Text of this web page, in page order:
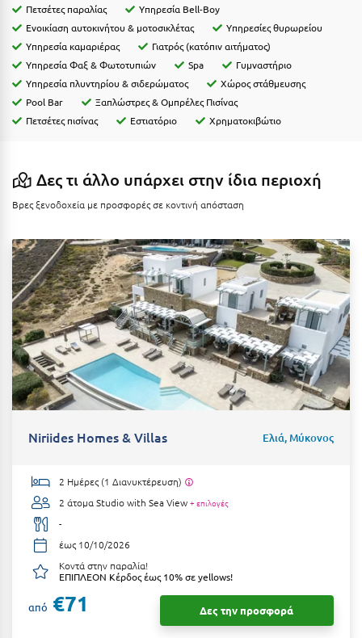
Η
Ηλεία
Ηράκλειο
Θ
Θεσσαλονίκη
Ιεράπετρα
Ιθάκη
Ικαρία
Ίος
Ιωάννινα
Κ
Καλάβρυτα
Καλαμάτα
Κάλαμος
Καλαμπάκα
Κάλυμνος
Πετσέτες παραλίας
Υπηρεσία Bell-Boy
Ενοικίαση αυτοκινήτου & μοτοσικλέτας
Υπηρεσίες θυρωρείου
Υπηρεσία καμαριέρας
Γιατρός (κατόπιν αιτήματος)
Υπηρεσία Φαξ & Φωτοτυπιών
Spa
Γυμναστήριο
Υπηρεσία πλυντηρίου & σιδερώματος
Χώρος στάθμευσης
Pool Bar
Ξαπλώστρες & Ομπρέλες Πισίνας
Πετσέτες πισίνας
Εστιατόριο Χρηματοκιβώτιο
Δες τι άλλο υπάρχει στην ίδια περιοχή
Βρες ξενοδοχεία με προσφορές σε κοντινή απόσταση
Niriides Homes & Villas Ελιά, Μύκονος
2 Ημέρες (1 Διανυκτέρευση)
2 άτομα Studio with Sea View + επιλογές
-
έως 10/10/2026
Κοντά στην παραλία!
ΕΠΙΠΛΕΟΝ Κέρδος έως 10% σε yellows!
από €71 Δες την προσφορά